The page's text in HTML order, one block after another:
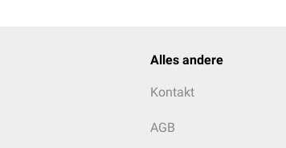
Alles andere
Kontakt
AGB